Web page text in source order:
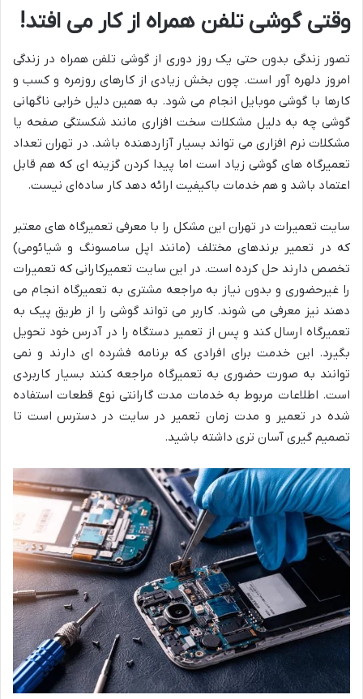
وقتی گوشی تلفن همراه از کار می ‌افتد!
تصور زندگی بدون حتی یک روز دوری از گوشی تلفن همراه در زندگی
امروز دلهره آور است. چون بخش زیادی از کارهای روزمره و کسب و
کارها با گوشی موبایل انجام می شود. به همین دلیل خرابی ناگهانی
گوشی چه به دلیل مشکلات سخت ‌افزاری مانند شکستگی صفحه یا
مشکلات نرم ‌افزاری می ‌تواند بسیار آزاردهنده باشد. در تهران تعداد
تعمیرگاه‌ های گوشی زیاد است اما پیدا کردن گزینه ‌ای که هم قابل
اعتماد باشد و هم خدمات باکیفیت ارائه دهد کار ساده‌ای نیست.
سایت تعمیرات در تهران این مشکل را با معرفی تعمیرگاه ‌های معتبر
که در تعمیر برندهای مختلف (مانند اپل سامسونگ و شیائومی)
تخصص دارند حل کرده است. در این سایت تعمیرکارانی که تعمیرات
را غیرحضوری و بدون نیاز به مراجعه مشتری به تعمیرگاه انجام می
دهند نیز معرفی می شوند. کاربر می ‌تواند گوشی را از طریق پیک به
تعمیرگاه ارسال کند و پس از تعمیر دستگاه را در آدرس خود تحویل
بگیرد. این خدمت برای افرادی که برنامه فشرده ‌ای دارند و نمی
‌توانند به ‌صورت حضوری به تعمیرگاه مراجعه کنند بسیار کاربردی
است. اطلاعات مربوط به خدمات مدت گارانتی نوع قطعات استفاده
شده در تعمیر و مدت زمان تعمیر در سایت در دسترس است تا
تصمیم‌ گیری آسان ‌تری داشته باشید.